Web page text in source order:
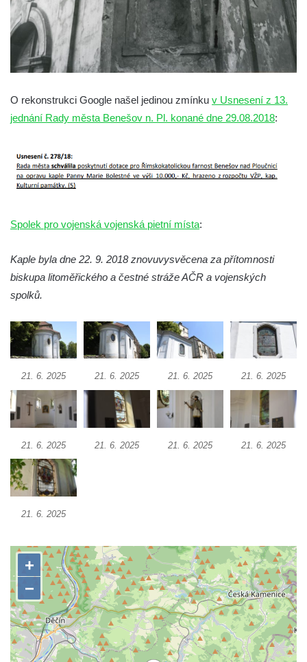
Krásné u Pěnčína
Kostel svatého Josefa v Krásné u Pěnčína
Kostel Panny Marie Pomocné s Ivanitskou
poustevnou v Teplicích nad Metují
Hřbitovní kaple/márnice na hřbitově v
Teplicích nad Metují
Metují
Hrobová kaple Johanna Nitsche na
hřbitově na Vlčí Hoře
Kostel svatého Jana Křtitele na Zámeckém
náměstí v Teplicích
Výklenková kaple u vodojemu v severní
části Kozel
Kaple u kostela svatého Jakuba Většího
(Staršího) u Lahovic
Kostel svatého Jakuba Většího (Staršího) u
Lahovic
Kostel svatých Petra a Pavla v Želkovicích
Kaple Panny Marie Bolestné v Benešově
nad Ploučnicí
Kostel Narození Panny Marie v Benešově
Hrobová kaple Mattauschů na hřbitově v
Benešově nad Ploučnicí
Kostel svaté Anny v Tisé
Hrobka rodiny Rohn na hřbitově v
Šumburku nad Desnou – Tanvaldu
Hřbitovní kaple v Šumburku nad Desnou –
O rekonstrukci Google našel jedinou zmínku v Usnesení z 13.
jednání Rady města Benešov n. Pl. konané dne 29.08.2018:
Spolek pro vojenská vojenská pietní místa:
Kaple byla dne 22. 9. 2018 znovuvysvěcena za přítomnosti
biskupa litoměřického a čestné stráže AČR a vojenských
spolků.
21. 6. 2025 21. 6. 2025 21. 6. 2025 21. 6. 2025
21. 6. 2025 21. 6. 2025 21. 6. 2025 21. 6. 2025
21. 6. 2025